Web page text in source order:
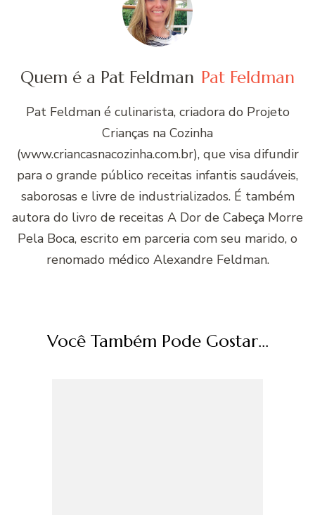
Quem é a Pat Feldman Pat Feldman
Pat Feldman é culinarista, criadora do Projeto
Crianças na Cozinha
(www.criancasnacozinha.com.br), que visa difundir
para o grande público receitas infantis saudáveis,
saborosas e livre de industrializados. É também
autora do livro de receitas A Dor de Cabeça Morre
Pela Boca, escrito em parceria com seu marido, o
renomado médico Alexandre Feldman.
Você Também Pode Gostar...